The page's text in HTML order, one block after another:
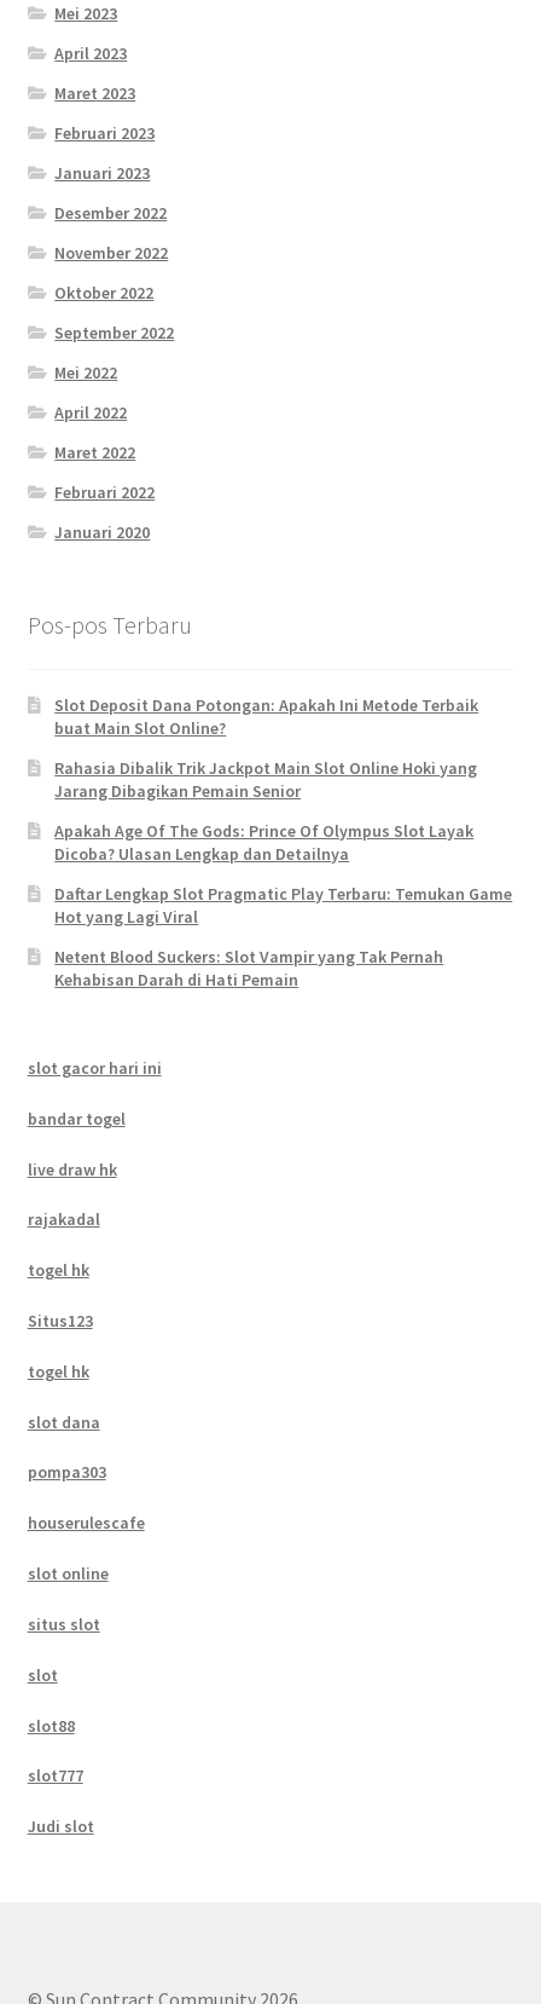
Mei 2023
April 2023
Maret 2023
Februari 2023
Januari 2023
Desember 2022
November 2022
Oktober 2022
September 2022
Mei 2022
April 2022
Maret 2022
Februari 2022
Januari 2020
Pos-pos Terbaru
Slot Deposit Dana Potongan: Apakah Ini Metode Terbaik
buat Main Slot Online?
Rahasia Dibalik Trik Jackpot Main Slot Online Hoki yang
Jarang Dibagikan Pemain Senior
Apakah Age Of The Gods: Prince Of Olympus Slot Layak
Dicoba? Ulasan Lengkap dan Detailnya
Daftar Lengkap Slot Pragmatic Play Terbaru: Temukan Game
Hot yang Lagi Viral
Netent Blood Suckers: Slot Vampir yang Tak Pernah
Kehabisan Darah di Hati Pemain
slot gacor hari ini
bandar togel
live draw hk
rajakadal
togel hk
Situs123
togel hk
slot dana
pompa303
houserulescafe
slot online
situs slot
slot
slot88
slot777
Judi slot
© Sun Contract Community 2026